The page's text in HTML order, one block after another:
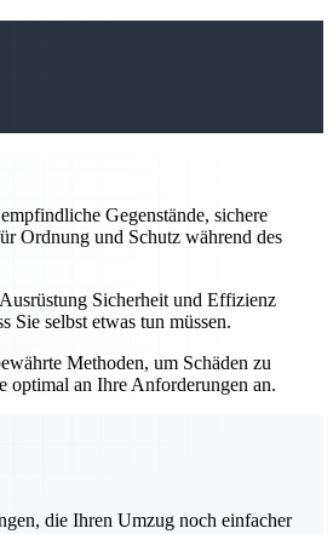
Gegenstände, sichere
Ordnung und Schutz während des
Sicherheit und Effizienz
Sie selbst etwas tun müssen.
Methoden, um Schäden zu
optimal an Ihre Anforderungen an.
die Ihren Umzug noch einfacher